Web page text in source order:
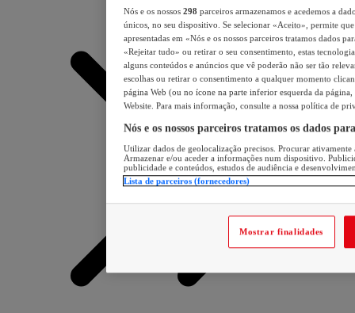
Nós e os nossos 298 parceiros armazenamos e acedemos a
únicos, no seu dispositivo. Se selecionar «Aceito», permite
apresentadas em «Nós e os nossos parceiros tratamos dados
«Rejeitar tudo» ou retirar o seu consentimento, estas
alguns conteúdos e anúncios que vê poderão não ser tão
escolhas ou retirar o consentimento a qualquer momento
página Web (ou no ícone na parte inferior esquerda da página,
Website. Para mais informação, consulte a nossa política de
Nós e os nossos parceiros tratamos os dados
Utilizar dados de geolocalização precisos. Procurar
Armazenar e/ou aceder a informações num dispositivo.
publicidade e conteúdos, estudos de audiência e
Lista de parceiros (fornecedores)
Mostrar finalidades